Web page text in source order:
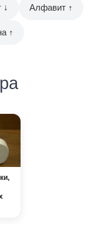
↓ Алфавит ↑
↑